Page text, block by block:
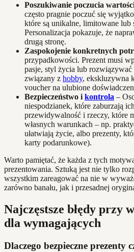
Poszukiwanie poczucia
często pragnie poczuć się
które są unikalne, limitowane lub
Personalizacja pokazuje, że
drugą stronę.
Zaspokojenie konkretnych
przypadkowości. Prezent musi
pasje, styl życia lub
związany z hobby, ekskluzywna
voucher na ulubione
Bezpieczeństwo i kontrola –
niespodzianek, które zaburzają
przewidywalność i rzeczy, które
własnych warunkach – np.
ułatwiają życie, albo prezenty,
karty podarunkowe).
Warto pamiętać, że każda z tych
prezentowania. Sztuką jest nie tylko
wszystkim zareagować na nie w
zarówno banału, jak i przesadnej
Najczęstsze błędy przy
dla wymagających
Dlaczego bezpieczne prezenty